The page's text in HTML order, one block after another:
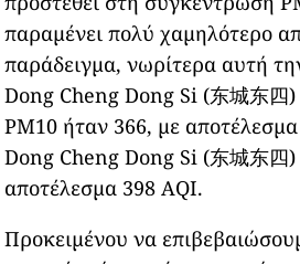
παραμένει πολύ χαμηλότερο
παράδειγμα, νωρίτερα αυτή
Dong Cheng Dong Si (东城东
PM10 ήταν 366, με
Dong Cheng Dong Si (东城东四
αποτέλεσμα 398 AQI.
Προκειμένου να